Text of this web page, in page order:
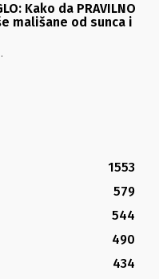
Kako da PRAVILNO
mališane od sunca i
1553
579
544
490
434